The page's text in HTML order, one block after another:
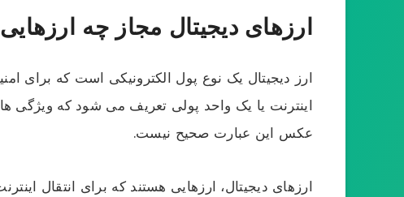
ارزهای دیجیتال مجاز چه
ارز دیجیتال یک نوع پول الکترونیکی است که برای
اینترنت یا یک واحد پولی تعریف می شود که ویژگی
عکس این عبارت صحیح نیست.
ارزهای دیجیتال، ارزهایی هستند که برای انتقال